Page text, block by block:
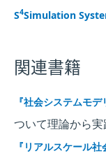
S4Simulation
関連書籍
『社会システムモデ
ついて理論から
『リアルスケール